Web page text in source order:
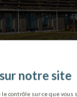
contrôle sur ce que vous